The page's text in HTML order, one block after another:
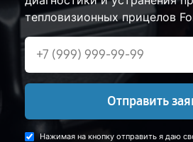
тепловизионных прицелов
Отправить
Нажимая на кнопку отправить я даю